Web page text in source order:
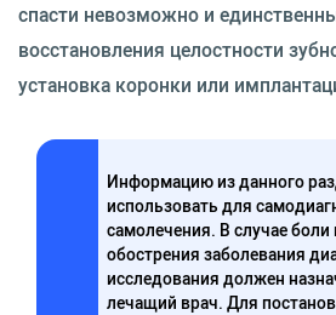
спасти невозможно и
восстановления целостности
установка коронки или
Информацию из данного
использовать для
самолечения. В случае боли
обострения заболевания
исследования должен
лечащий врач. Для